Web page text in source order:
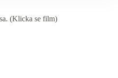
(Klicka se film)